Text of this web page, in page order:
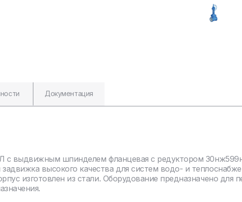
Документация
с выдвижным шпинделем фланцевая с редуктором
высокого качества для систем водо- и
изготовлен из стали. Оборудование предназначено для